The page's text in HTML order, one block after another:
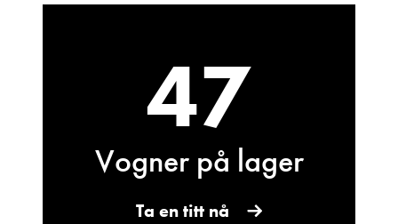
Bjarne Eide
Kundemottak Verksted / Deler
Vis telefon
47
Vogner på lager
Ta en titt nå